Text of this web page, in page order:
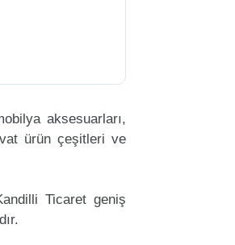
aksesuarları,
ürün çeşitleri ve
Ticaret geniş